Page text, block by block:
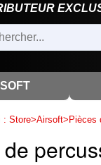
: Store>Airsoft> Pièces
de